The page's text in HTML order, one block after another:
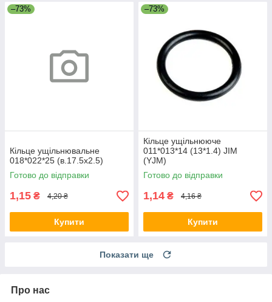
–73%
Кільце ущільнювальне
018*022*25 (в.17.5х2.5)
Готово до відправки
1,15 ₴ 4,20 ₴
Купити
–73%
Кільце ущільнююче
011*013*14 (13*1.4) JIM
(YJM)
Готово до відправки
1,14 ₴ 4,16 ₴
Купити
Показати ще
Про нас